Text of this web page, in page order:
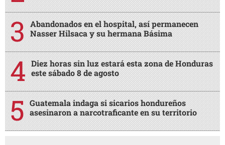
Abandonados en el hospital, así permanecen
Nasser Hilsaca y su hermana Básima
Diez horas sin luz estará esta zona de Honduras
este sábado 8 de agosto
Guatemala indaga si sicarios hondureños
asesinaron a narcotraficante en su territorio